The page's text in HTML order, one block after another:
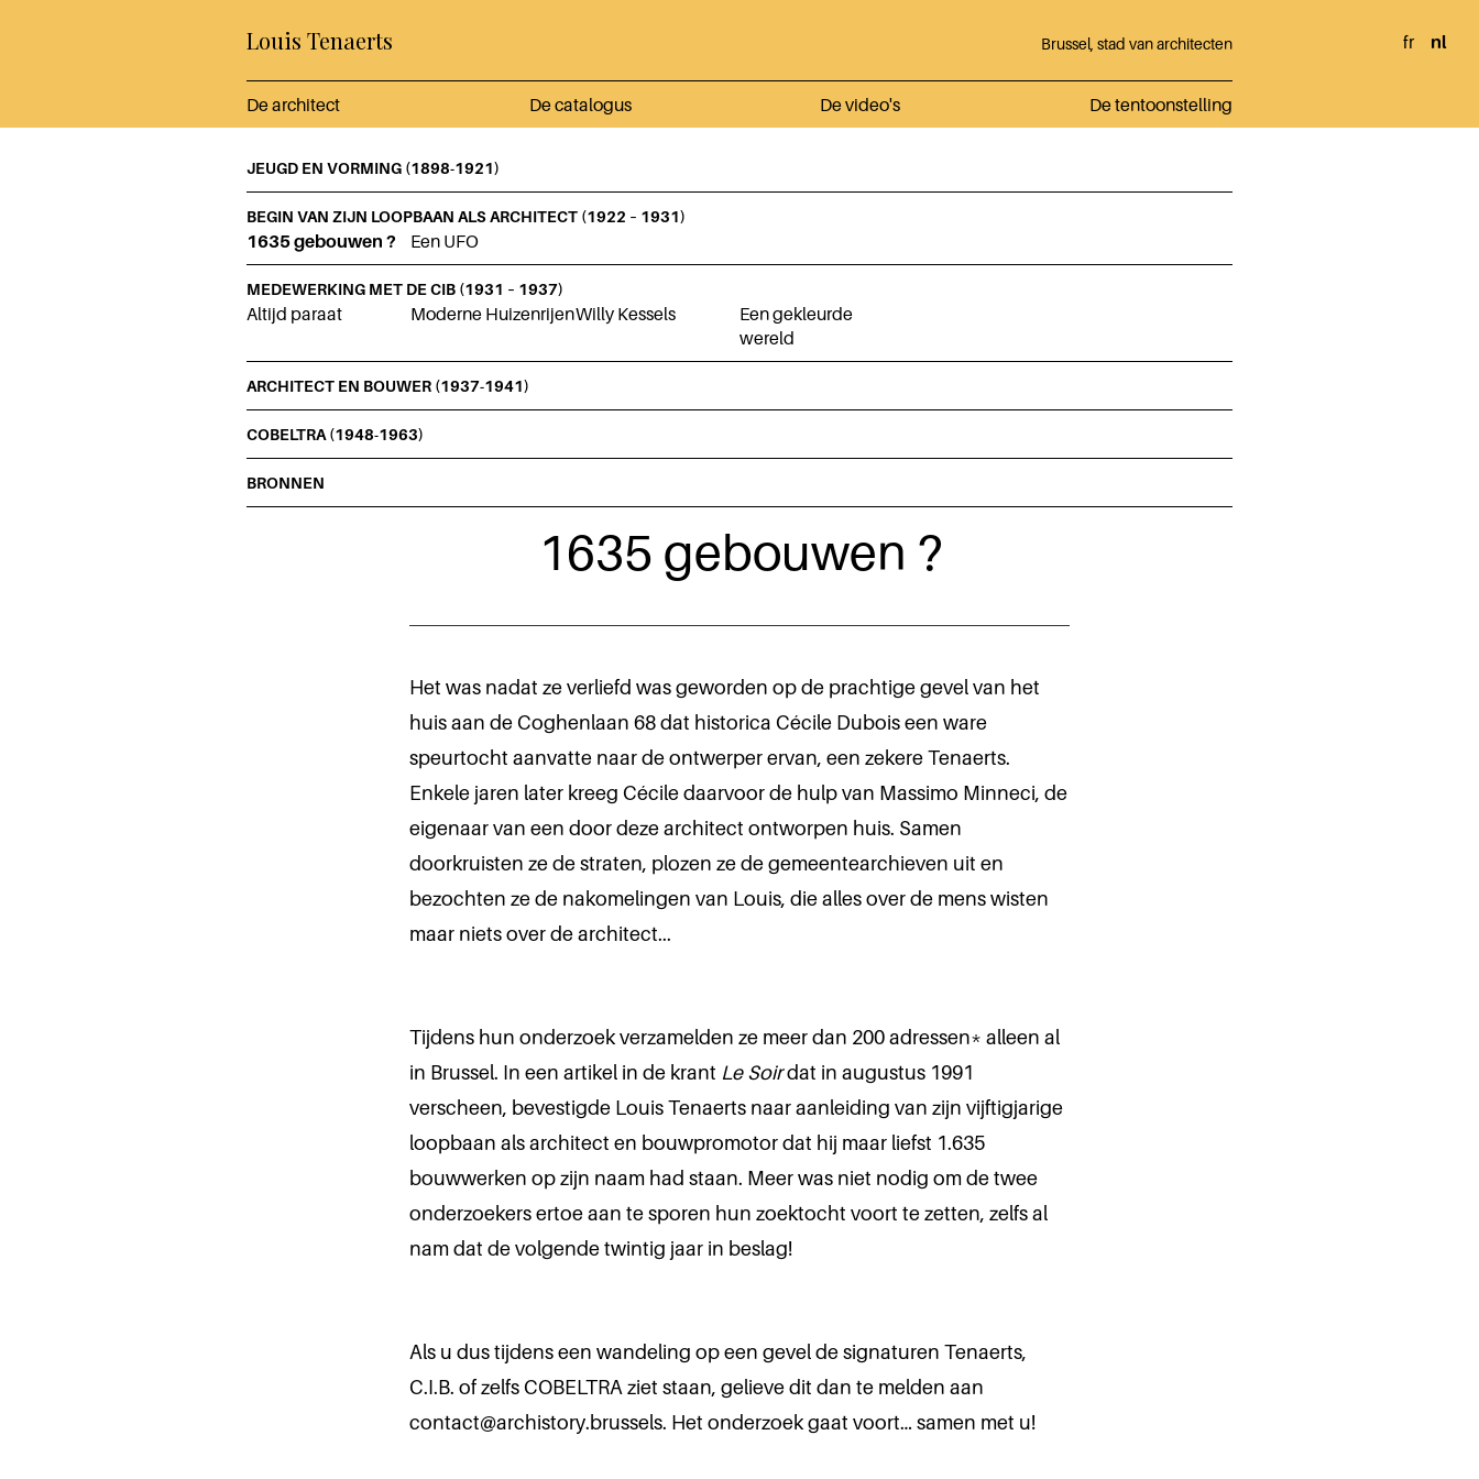
Louis Tenaerts Brussel, stad van architecten
De architect
JEUGD EN VORMING (1898-1921)
BEGIN VAN ZIJN LOOPBAAN ALS ARCHITECT (1922 – 1931)
1635 gebouwen ? Een UFO
MEDEWERKING MET DE CIB (1931 – 1937)
Altijd paraat Moderne HuizenrijenWilly Kessels
Een gekleurde
wereld
ARCHITECT EN BOUWER (1937-1941)
COBELTRA (1948-1963)
BRONNEN
De catalogus De video's De tentoonstelling
fr nl
1635 gebouwen ?
Het was nadat ze verliefd was geworden op de prachtige gevel van het
huis aan de Coghenlaan 68 dat historica Cécile Dubois een ware
speurtocht aanvatte naar de ontwerper ervan, een zekere Tenaerts.
Enkele jaren later kreeg Cécile daarvoor de hulp van Massimo Minneci, de
eigenaar van een door deze architect ontworpen huis. Samen
doorkruisten ze de straten, plozen ze de gemeentearchieven uit en
bezochten ze de nakomelingen van Louis, die alles over de mens wisten
maar niets over de architect...
Tijdens hun onderzoek verzamelden ze meer dan 200 adressen* alleen al
in Brussel. In een artikel in de krant Le Soirdat in augustus 1991
verscheen, bevestigde Louis Tenaerts naar aanleiding van zijn vijftigjarige
loopbaan als architect en bouwpromotor dat hij maar liefst 1.635
bouwwerken op zijn naam had staan. Meer was niet nodig om de twee
onderzoekers ertoe aan te sporen hun zoektocht voort te zetten, zelfs al
nam dat de volgende twintig jaar in beslag!
Als u dus tijdens een wandeling op een gevel de signaturen Tenaerts,
C.I.B. of zelfs COBELTRA ziet staan, gelieve dit dan te melden aan
contact@archistory.brussels. Het onderzoek gaat voort… samen met u!